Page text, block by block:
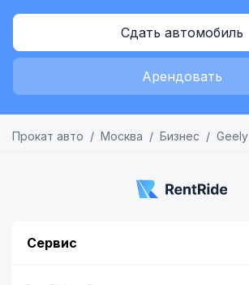
Сдать автомобиль
Арендовать
Прокат авто Москва Бизнес Geely
Сервис